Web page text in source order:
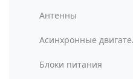
Антенны
Асинхронные
Блоки питания